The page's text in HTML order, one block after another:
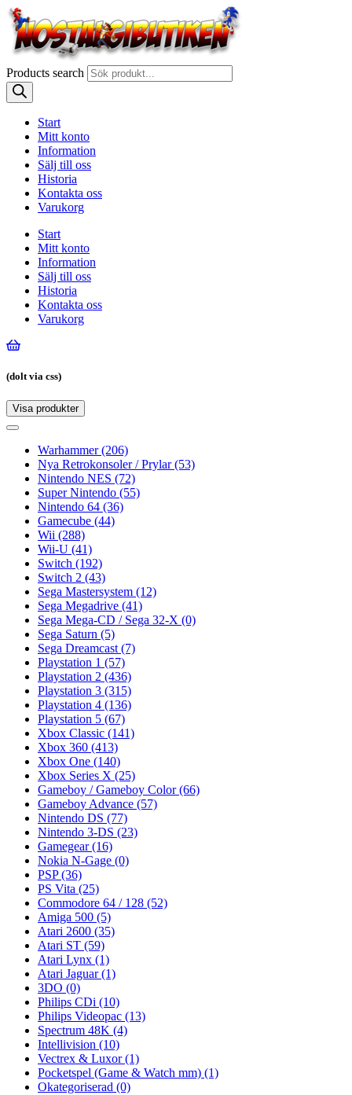
Products search
Start
Mitt konto
Information
Sälj till oss
Historia
Kontakta oss
Varukorg
Start
Mitt konto
Information
Sälj till oss
Historia
Kontakta oss
Varukorg
(dolt via css)
Visa produkter
Toggle
Toggle
navigationWarhammer(206)
Nya Retrokonsoler / Prylar(53)
Nintendo NES (72)
Super Nintendo (55)
Nintendo 64 (36)
Gamecube (44)
Wii (288)
Wii-U (41)
Switch (192)
Switch 2 (43)
Sega Mastersystem (12)
Sega Megadrive (41)
Sega Mega-CD / Sega 32-X (0)
Sega Saturn (5)
Sega Dreamcast (7)
Playstation 1 (57)
Playstation 2 (436)
Playstation 3 (315)
Playstation 4 (136)
Playstation 5 (67)
Xbox Classic (141)
Xbox 360 (413)
Xbox One (140)
Xbox Series X (25)
Gameboy / Gameboy Color(66)
Gameboy Advance (57)
Nintendo DS (77)
Nintendo 3-DS (23)
Gamegear(16)
Nokia N-Gage (0)
PSP(36)
PS Vita (25)
Commodore 64 / 128 (52)
Amiga 500 (5)
Atari 2600 (35)
Atari ST (59)
Atari Lynx (1)
Atari Jaguar(1)
3DO (0)
Philips CDi (10)
Philips Videopac (13)
Spectrum 48K (4)
Intellivision (10)
Vectrex & Luxor(1)
Pocketspel (Game & Watch mm) (1)
Okategoriserad (0)